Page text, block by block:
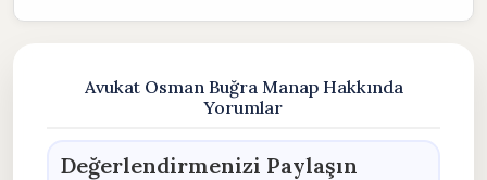
Avukat Osman Buğra Manap Hakkında
Yorumlar
Değerlendirmenizi Paylaşın